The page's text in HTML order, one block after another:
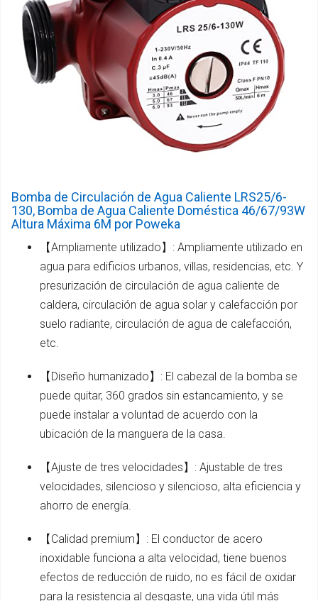
Bomba de Circulación de Agua Caliente LRS25/6-
130, Bomba de Agua Caliente Doméstica 46/67/93W
Altura Máxima 6M por Poweka
【Ampliamente utilizado】: Ampliamente utilizado en
agua para edificios urbanos, villas, residencias, etc. Y
presurización de circulación de agua caliente de
caldera, circulación de agua solar y calefacción por
suelo radiante, circulación de agua de calefacción,
etc.
【Diseño humanizado】: El cabezal de la bomba se
puede quitar, 360 grados sin estancamiento, y se
puede instalar a voluntad de acuerdo con la
ubicación de la manguera de la casa.
【Ajuste de tres velocidades】: Ajustable de tres
velocidades, silencioso y silencioso, alta eficiencia y
ahorro de energía.
【Calidad premium】: El conductor de acero
inoxidable funciona a alta velocidad, tiene buenos
efectos de reducción de ruido, no es fácil de oxidar
para la resistencia al desgaste, una vida útil más